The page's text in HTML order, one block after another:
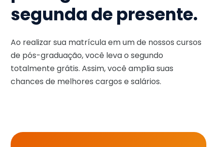
segunda de presente.
Ao realizar sua matrícula em um de nossos cursos
de pós-graduação, você leva o segundo
totalmente grátis. Assim, você amplia suas
chances de melhores cargos e salários.